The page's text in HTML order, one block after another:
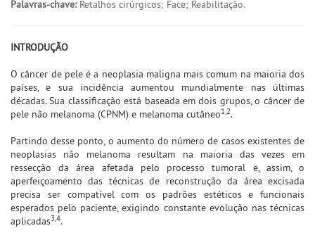
Palavras-chave:Retalhos cirúrgicos; Face; Reabilitação.
INTRODUÇÃO
O câncer de pele é a neoplasia maligna mais comum na maioria dos
países, e sua incidência aumentou mundialmente nas últimas
décadas. Sua classificação está baseada em dois grupos, o câncer de
pele não melanoma (CPNM) e melanoma cutâneo1,2.
Partindo desse ponto, o aumento do número de casos existentes de
neoplasias não melanoma resultam na maioria das vezes em
ressecção da área afetada pelo processo tumoral e, assim, o
aperfeiçoamento das técnicas de reconstrução da área excisada
precisa ser compatível com os padrões estéticos e funcionais
esperados pelo paciente, exigindo constante evolução nas técnicas
aplicadas3,4.